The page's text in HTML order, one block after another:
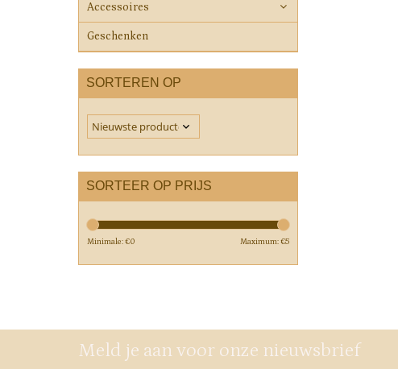
Accessoires
Geschenken
SORTEREN OP
SORTEER OP PRIJS
Minimale: €0 Maximum: €5
Meld je aan voor onze nieuwsbrief